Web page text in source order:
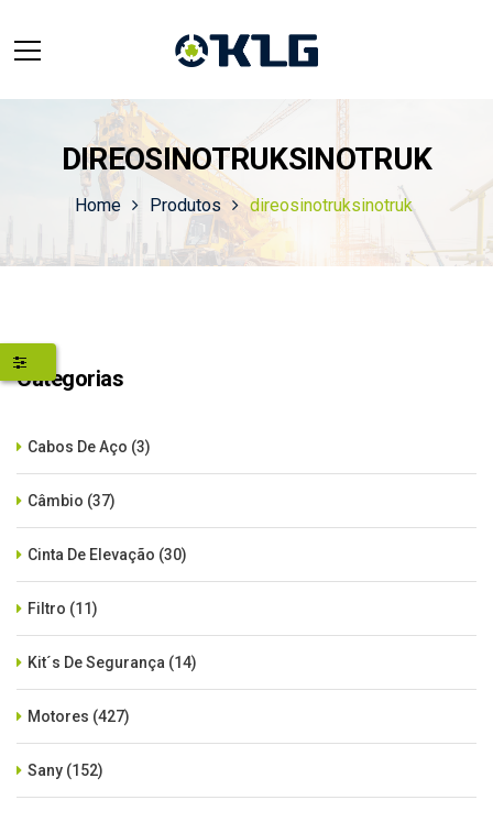
DIREOSINOTRUKSINOTRUK
Home Produtos direosinotruksinotruk
Categorias
Cabos De Aço (3)
Câmbio (37)
Cinta De Elevação (30)
Filtro (11)
Kit´s De Segurança (14)
Motores (427)
Sany (152)